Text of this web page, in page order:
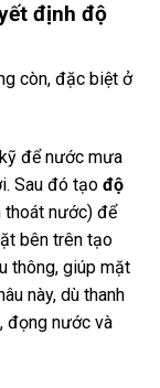
định độ
còn, đặc biệt ở
kỹ để nước mưa
Sau đó tạo độ
thoát nước) để
bên trên tạo
thông, giúp mặt
này, dù thanh
đọng nước và